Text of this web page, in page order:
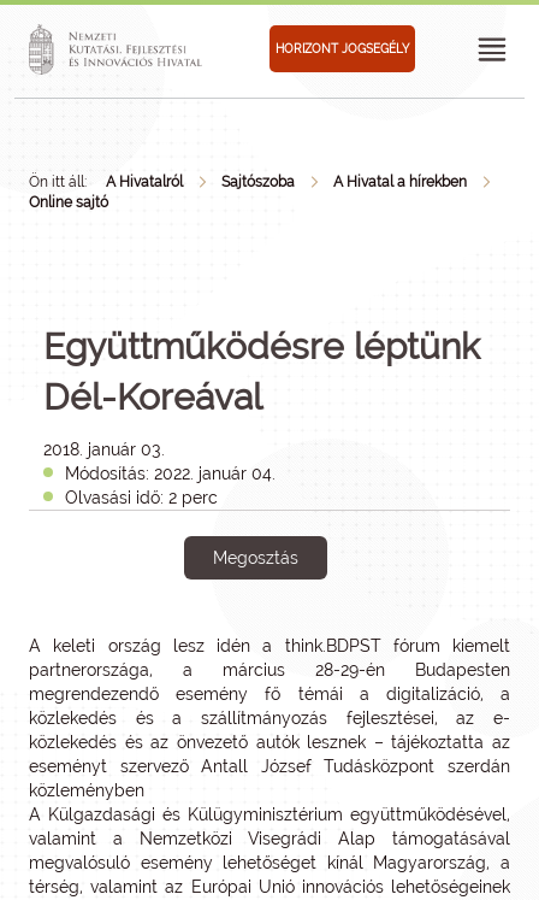
HORIZONT JOGSEGÉLY
Ön itt áll: A Hivatalról Sajtószoba
A Hivatal a hírekben
Online sajtó
Együttműködésre léptünk
Dél-Koreával
2018. január 03.
Módosítás: 2022. január 04.
Olvasási idő: 2 perc
Megosztás
A keleti ország lesz idén a think.BDPST fórum kiemelt
partnerországa, a március 28-29-én Budapesten
megrendezendő esemény fő témái a digitalizáció, a
közlekedés és a szállítmányozás fejlesztései, az e-
közlekedés és az önvezető autók lesznek – tájékoztatta az
eseményt szervező Antall József Tudásközpont szerdán
közleményben
A Külgazdasági és Külügyminisztérium együttműködésével,
valamint a Nemzetközi Visegrádi Alap támogatásával
megvalósuló esemény lehetőséget kínál Magyarország, a
térség, valamint az Európai Unió innovációs lehetőségeinek